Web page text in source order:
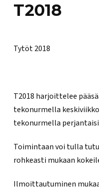
T2018
Tytöt 2018
T2018 harjoittelee
tekonurmella
tekonurmella
Toimintaan voi tulla
rohkeasti mukaan
Ilmoittautuminen